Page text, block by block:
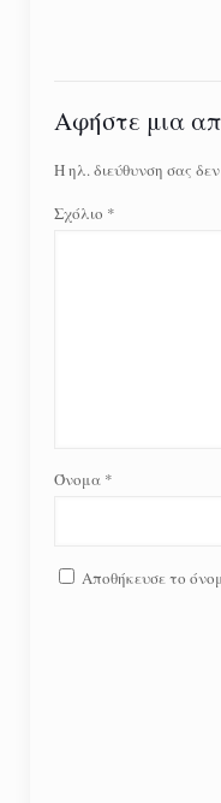
Αφήστε μια
Η ηλ. διεύθυνση σας
Σχόλιο *
Όνομα *
Αποθήκευσε το